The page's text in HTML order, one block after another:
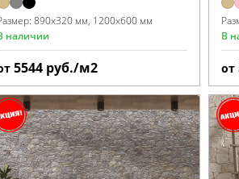
890x320 мм 1200x600 мм
наличии
5544 руб./м2
В
от